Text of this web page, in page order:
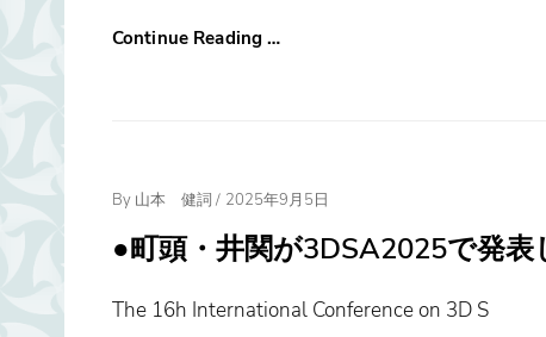
Continue Reading …
By 山本 健詞 / Posted
2025年9月5日
●町頭・井関が3DSA2025で発表
The 16h International Conference on 3D S